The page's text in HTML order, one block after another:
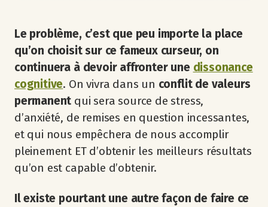
Le problème, c’est que peu importe la place
qu’on choisit sur ce fameux curseur, on
continuera à devoir affronter une dissonance
cognitive. On vivra dans un conflit de valeurs
permanent qui sera source de stress,
d’anxiété, de remises en question incessantes,
et qui nous empêchera de nous accomplir
pleinement ET d’obtenir les meilleurs résultats
qu’on est capable d’obtenir.
Il existe pourtant une autre façon de faire ce